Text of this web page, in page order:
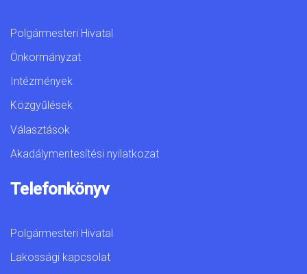
Polgármesteri Hivatal
Önkormányzat
Intézmények
Közgyűlések
Választások
Akadálymentesítési nyilatkozat
Telefonkönyv
Polgármesteri Hivatal
Lakossági kapcsolat